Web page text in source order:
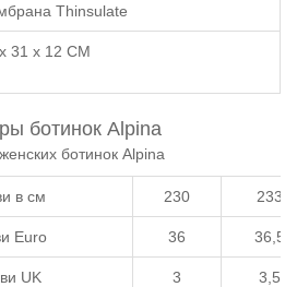
Thinsulate
31 x 12 СМ
ботинок Alpina
ботинок Alpina
в см 230 233
Euro 36 36,5
UK 3 3,5